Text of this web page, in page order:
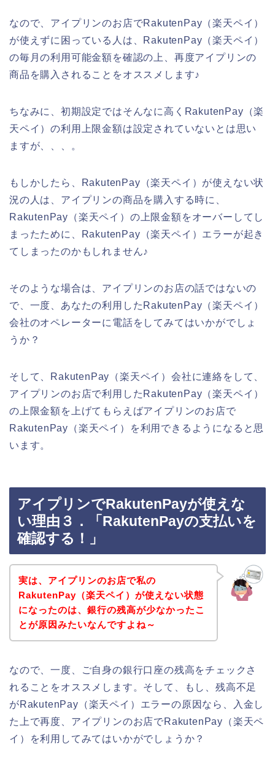
なので、アイプリンのお店でRakutenPay（楽天ペイ）
が使えずに困っている人は、RakutenPay（楽天ペイ）
の毎月の利用可能金額を確認の上、再度アイプリンの
商品を購入されることをオススメします♪
ちなみに、初期設定ではそんなに高くRakutenPay（楽
天ペイ）の利用上限金額は設定されていないとは思い
ますが、、、。
もしかしたら、RakutenPay（楽天ペイ）が使えない状
況の人は、アイプリンの商品を購入する時に、
RakutenPay（楽天ペイ）の上限金額をオーバーしてし
まったために、RakutenPay（楽天ペイ）エラーが起き
てしまったのかもしれません♪
そのような場合は、アイプリンのお店の話ではないの
で、一度、あなたの利用したRakutenPay（楽天ペイ）
会社のオペレーターに電話をしてみてはいかがでしょ
うか？
そして、RakutenPay（楽天ペイ）会社に連絡をして、
アイプリンのお店で利用したRakutenPay（楽天ペイ）
の上限金額を上げてもらえばアイプリンのお店で
RakutenPay（楽天ペイ）を利用できるようになると思
います。
アイプリンでRakutenPayが使えな
い理由３．「RakutenPayの支払いを
確認する！」
実は、アイプリンのお店で私の
RakutenPay（楽天ペイ）が使えない状態
になったのは、銀行の残高が少なかったこ
とが原因みたいなんですよね～
なので、一度、ご自身の銀行口座の残高をチェックさ
れることをオススメします。そして、もし、残高不足
がRakutenPay（楽天ペイ）エラーの原因なら、入金し
た上で再度、アイプリンのお店でRakutenPay（楽天ペ
イ）を利用してみてはいかがでしょうか？